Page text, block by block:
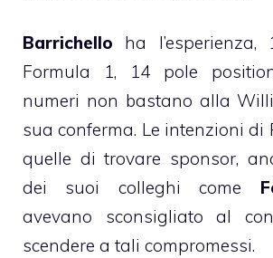
Barrichello ha
Formula 1, 14 pole
numeri non bastano alla
sua conferma. Le intenzioni di
quelle di trovare sponsor,
dei suoi colleghi come
avevano sconsigliato al
scendere a tali compromessi.